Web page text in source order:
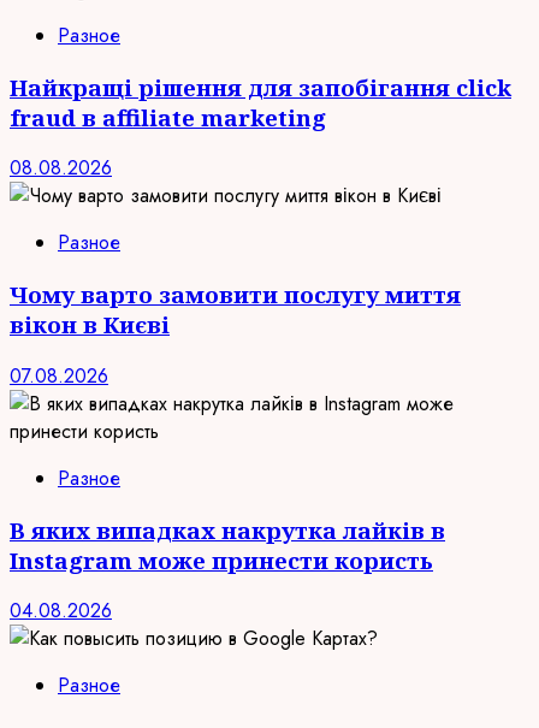
Разное
Найкращі рішення для запобігання click
fraud в affiliate marketing
08.08.2026
Разное
Чому варто замовити послугу миття
вікон в Києві
07.08.2026
Разное
В яких випадках накрутка лайків в
Instagram може принести користь
04.08.2026
Разное